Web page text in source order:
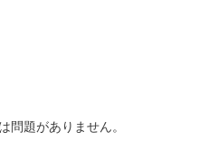
題がありません。